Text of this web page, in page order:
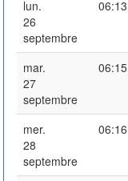
lun.
26
septembre
06:13
mar.
27
septembre
06:15
mer.
28
septembre
06:16